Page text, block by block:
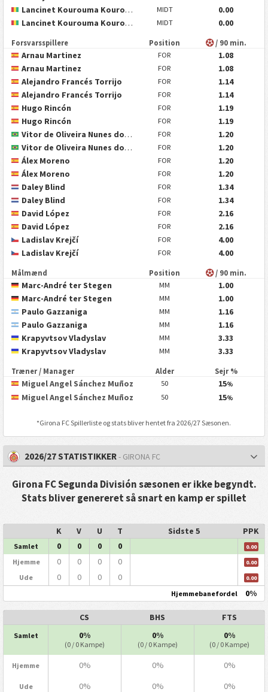
Lancinet Kourouma Kourouma
MIDT
0.00
Lancinet Kourouma Kourouma
MIDT 0.00
Forsvarsspillere Position / 90 min.
Arnau Martinez FOR
1.08
Arnau Martinez
FOR
1.08
Alejandro Francés Torrijo
FOR
1.14
Alejandro Francés Torrijo
FOR
1.14
Hugo Rincón
FOR
1.19
Hugo Rincón
FOR
1.19
Vitor de Oliveira Nunes dos Reis
FOR
1.20
Vitor de Oliveira Nunes dos Reis
FOR
1.20
Álex Moreno
FOR
1.20
Álex Moreno
FOR
1.20
Daley Blind
FOR
1.34
Daley Blind
FOR
1.34
David López
FOR
2.16
David López
FOR
2.16
Ladislav Krejčí
FOR
4.00
Ladislav Krejčí
FOR 4.00
Målmænd Position / 90 min.
Marc-André ter Stegen MM
1.00
Marc-André ter Stegen
MM
1.00
Paulo Gazzaniga
MM
1.16
Paulo Gazzaniga
MM
1.16
Krapyvtsov Vladyslav
MM
3.33
Krapyvtsov Vladyslav
MM 3.33
Træner / Manager Alder Sejr %
Miguel Angel Sánchez Muñoz 50 15%
Miguel Angel Sánchez Muñoz 50 15%
*Girona FCSpillerliste og stats bliver hentet fra 2026/27 Sæsonen.
2026/27 STATISTIKKER- GIRONA FC
Girona FC Segunda División sæsonen er ikke begyndt.
Stats bliver genereret så snart en kamp er spillet
K V U T Sidste 5 PPK
Samlet 0 0 0 0 0.00
Hjemme 0 0 0 0 0.00
Ude 0 0 0 0 0.00
Hjemmebanefordel 0%
CS BHS FTS
Samlet 0%
(0 / 0 Kampe)
0%
(0 / 0 Kampe)
0%
(0 / 0 Kampe)
Hjemme 0% 0% 0%
Ude 0% 0% 0%